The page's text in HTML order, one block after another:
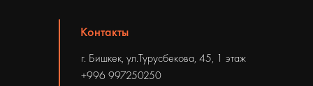
Контакты
г. Бишкек, ул.Турусбекова, 45, 1 этаж
+996 997250250